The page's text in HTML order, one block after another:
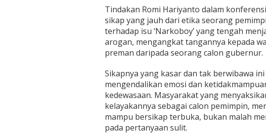
Tindakan Romi Hariyanto dalam
sikap yang jauh dari etika seorang
terhadap isu ‘Narkoboy’ yang tengah
arogan, mengangkat tangannya kepada
preman daripada seorang calon gubernur.
Sikapnya yang kasar dan tak berwibawa
mengendalikan emosi dan
kedewasaan. Masyarakat yang
kelayakannya sebagai calon pemimpin,
mampu bersikap terbuka, bukan malah
pada pertanyaan sulit.